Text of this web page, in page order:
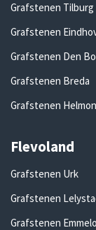
Grafstenen Tilburg
Grafstenen
Grafstenen Den
Grafstenen Breda
Grafstenen
Flevoland
Grafstenen Urk
Grafstenen
Grafstenen